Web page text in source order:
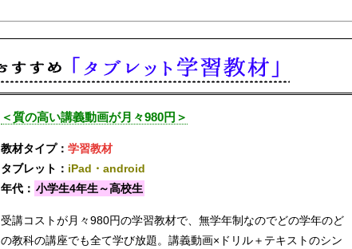
＜質の高い講義動画が月々980円＞
教材タイプ：学習教材
タブレット： iPad・android
年代： 小学生4年生～高校生
受講コストが月々980円の学習教材で、無学年制なのでどの学年のど
の教科の講座でも全て学び放題。講義動画×ドリル＋テキストのシン